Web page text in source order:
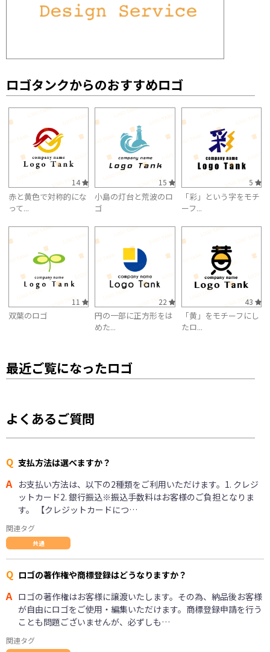
ロゴタンクからのおすすめロゴ
14
赤と黄色で対称的にな
って...
15
小島の灯台と荒波のロ
ゴ
5
「彩」という字をモチ
ーフ...
11
双葉のロゴ
22
円の一部に正方形をは
めた...
43
「黄」をモチーフにし
たロ...
最近ご覧になったロゴ
よくあるご質問
Q 支払方法は選べますか？
A お支払い方法は、以下の2種類をご利用いただけます。1. クレジ
ットカード2. 銀行振込※振込手数料はお客様のご負担となりま
す。 【クレジットカードにつ…
関連タグ
共通
Q ロゴの著作権や商標登録はどうなりますか？
A ロゴの著作権はお客様に譲渡いたします。その為、納品後お客様
が自由にロゴをご使用・編集いただけます。商標登録申請を行う
ことも問題ございませんが、必ずしも…
関連タグ